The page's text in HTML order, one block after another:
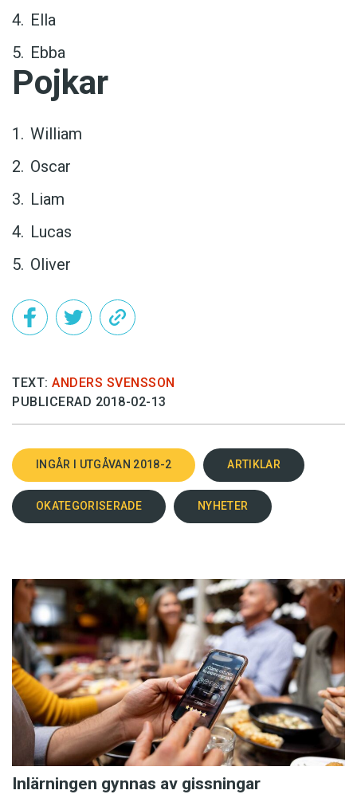
Ella
Ebba
Pojkar
William
Oscar
Liam
Lucas
Oliver
TEXT: ANDERS SVENSSON
PUBLICERAD 2018-02-13
INGÅR I UTGÅVAN 2018-2 ARTIKLAR
OKATEGORISERADE NYHETER
Inlärningen gynnas av gissningar